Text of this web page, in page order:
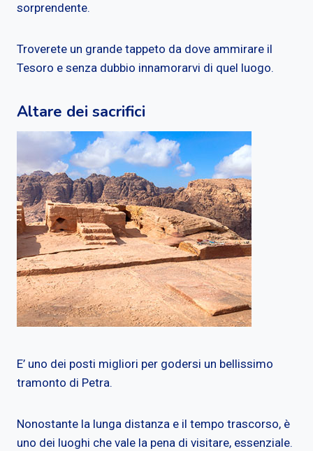
sorprendente.
Troverete un grande tappeto da dove ammirare il
Tesoro e senza dubbio innamorarvi di quel luogo.
Altare dei sacrifici
E’ uno dei posti migliori per godersi un bellissimo
tramonto di Petra.
Nonostante la lunga distanza e il tempo trascorso, è
uno dei luoghi che vale la pena di visitare, essenziale.